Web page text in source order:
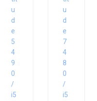
u
d
e
5
4
9
0
/
i5
u
d
e
7
4
8
0
/
i5